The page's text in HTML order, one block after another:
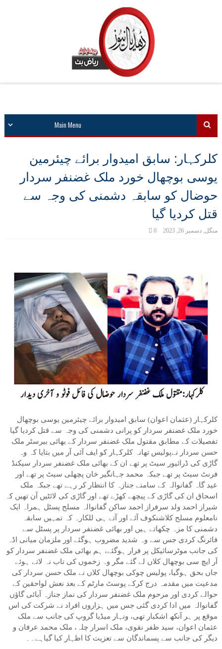
کلرکہار: سابق امیدوار برائے چیئرمین
یوسی بوچھال خورد ملک غضنفر سردار
حوضال کو سابقہ دشمنی کی وجہ سے
قتل کردیا گیا
منگل, دسمبر 26, 2023 0
کلرکہار (عثمان اعوان) سابق امیدوار برائے چیئرمین یوسی بوچھال
خورد ملک غضنفر سردار کو پرانی دشمنی کی وجہ سے قتل کردیا گیا
تفصیلات کے مطابق مقتول ملک غضنفر سردار کے بھائی بیرسٹر ملک
حسن سردار نےپولیس تھانہ کلرکہار کو ایف آئی آر میں بتایا کہ وہ
گاڑی کی ڈرائیور سیٹ پر تھے ان کے بھائی ملک غضنفر سردار سیکنڈ
فرنٹ سیٹ پر تھے جبکہ محمد جہانگیر خان پچھلی سیٹ پر تھے اور
عید گاہ گفانوالہ کے سامنے جنازہ کا انتظار کر رہے تھے جبکہ ملک
اسحاق ان کی گاڑی کے پیچھے کھڑے تھے اور گاڑی کی لائٹیں آن تھیں کہ
شیراز احمد ولد سرفراز احمد ساکن گفانوالہ مسلح پسٹل ہمراہ ایک
نامعلوم مسلح کلاشنکوف آئے اور آتے ہی للکارہ کہ تمہیں سابقہ
دشمنی کا مزہ چکھاتے ہیں اور بھائی غضنفر سردار پر پسٹل سے
فائرنگ کردی جس سے وہ شدید مضروب ہوگئے اور ملزمان میانی اڈہ
کی جانب موٹرسائیکل پر فرار ہوگئے، ہم بھائی ملک غضنفر سردار کو
آر ایچ سی بوچھال کلاں لے گئے مگر وہ زخموں کی تاب نہ لاتے ہوئے
جاں بحق ہوگیا، پولیس چوکی بوچھال کلاں نے ملک حسن سردار کی
مدعیت میں مقدمہ درج کرکے پوسٹ مارٹم کے بعد نعش لواحقین کے
حوالے کردی اور مرحوم ملک غضنفر سردار کی نماز جنازہ آبائی گاؤں
گفانوالہ میں ادا کردی گئی جس میں ہزاروں افراد نے شرکت کی اس
موقع پر ہر آنکھ اشکبار تھی، ونہار میڈیا گروپ کی جانب سے ملک
عثمان اعوان، سید ظفر نقوی، ملک اسرار چلہ، ملک محمد عرفان و
دیگر کی جانب سے پسماندگان سے تعزیت کا اظہار کیا گیاہے۔۔